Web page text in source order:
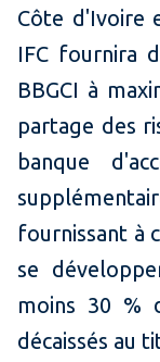
Côte d'Ivoire
IFC fournira
BBGCI à
partage des
banque
fournissant à
se
moins 30 %
décaissés au